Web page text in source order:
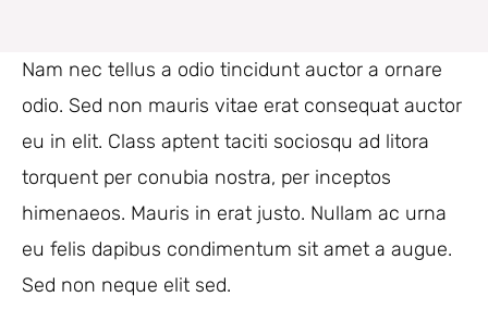
Nam nec tellus a odio tincidunt auctor a ornare
odio. Sed non mauris vitae erat consequat auctor
eu in elit. Class aptent taciti sociosqu ad litora
torquent per conubia nostra, per inceptos
himenaeos. Mauris in erat justo. Nullam ac urna
eu felis dapibus condimentum sit amet a augue.
Sed non neque elit sed.